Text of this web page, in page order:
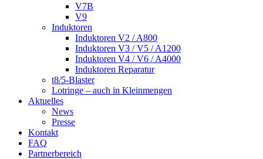
V7B
V9
Induktoren
Induktoren V2 / A800
Induktoren V3 / V5 / A1200
Induktoren V4 / V6 / A4000
Induktoren Reparatur
t8/5-Blaster
Lotringe – auch in Kleinmengen
Aktuelles
News
Presse
Kontakt
FAQ
Partnerbereich